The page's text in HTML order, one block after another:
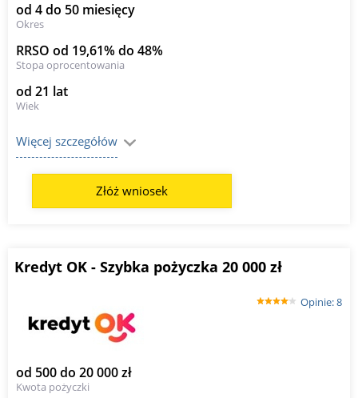
od 4 do 50 miesięcy
Okres
RRSO od 19,61% do 48%
Stopa oprocentowania
od 21 lat
Wiek
Więcej szczegółów
Złóż wniosek
Kredyt OK - Szybka pożyczka 20 000 zł
Opinie: 8
od 500 do 20 000 zł
Kwota pożyczki